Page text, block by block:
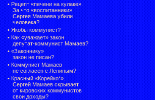
• Рецепт «печени на кулаке».
За что «воспитанники»
Сергея Мамаева убили
человека?
• Якобы коммунист?
• Как «уважает» закон
депутат-коммунист Мамаев?
• «Законнику»
закон не писан?
• Коммунист Мамаев
не согласен с Лениным?
• Красный «Корейко*».
Сергей Мамаев скрывает
от кировских коммунистов
свои доходы?